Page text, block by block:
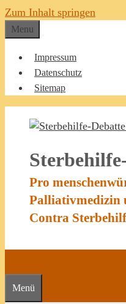
Zum Inhalt springen
Menu
Impressum
Datenschutz
Sitemap
Pro
Palliativmedizin
Contra
Menü